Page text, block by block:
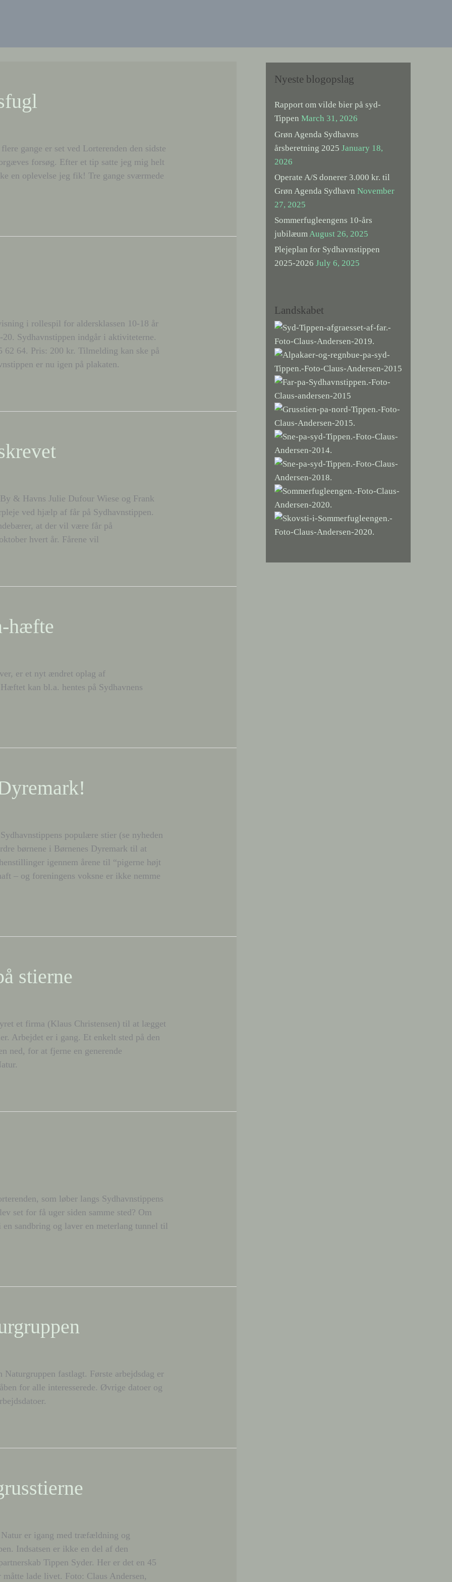
gange er set ved Lorterenden den sidste
forsøg. Efter et tip satte jeg mig helt
en oplevelse jeg fik! Tre gange sværmede
i rollespil for aldersklassen 10-18 år
Sydhavnstippen indgår i aktiviteterne.
62 64. Pris: 200 kr. Tilmelding kan ske på
er nu igen på plakaten.
& Havns Julie Dufour Wiese og Frank
ved hjælp af får på Sydhavnstippen.
at der vil være får på
hvert år. Fårene vil
hæfte
er et nyt ændret oplag af
kan bl.a. hentes på Sydhavnens
populære stier (se nyheden
børnene i Børnenes Dyremark til at
igennem årene til “pigerne højt
– og foreningens voksne er ikke nemme
stierne
et firma (Klaus Christensen) til at lægget
Arbejdet er i gang. Et enkelt sted på den
ned, for at fjerne en generende
som løber langs Sydhavnstippens
set for få uger siden samme sted? Om
sandbring og laver en meterlang tunnel til
fastlagt. Første arbejdsdag er
for alle interesserede. Øvrige datoer og
er igang med træfældning og
Indsatsen er ikke en del af den
Tippen Syder. Her er det en 45
lade livet. Foto: Claus Andersen,
Nyeste blogopslag
Rapport om vilde bier på syd-
Tippen March 31, 2026
Grøn Agenda Sydhavns
årsberetning 2025 January 18,
2026
Operate A/S donerer 3.000 kr. til
Grøn Agenda Sydhavn November
27, 2025
Sommerfugleengens 10-års
jubilæumAugust 26, 2025
Plejeplan for Sydhavnstippen
2025-2026 July 6, 2025
Landskabet